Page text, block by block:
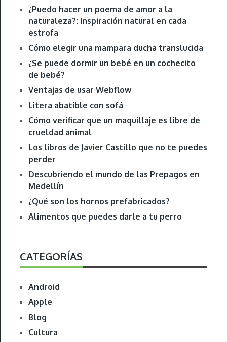
¿Puedo hacer un poema de amor a la
naturaleza?: Inspiración natural en cada
estrofa
Cómo elegir una mampara ducha translucida
¿Se puede dormir un bebé en un cochecito
de bebé?
Ventajas de usar Webflow
Litera abatible con sofá
Cómo verificar que un maquillaje es libre de
crueldad animal
Los libros de Javier Castillo que no te puedes
perder
Descubriendo el mundo de las Prepagos en
Medellín
¿Qué son los hornos prefabricados?
Alimentos que puedes darle a tu perro
CATEGORÍAS
Android
Apple
Blog
Cultura